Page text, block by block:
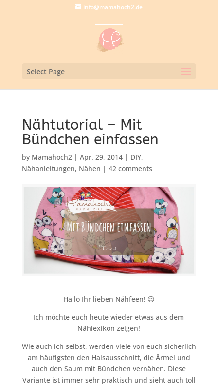
info@mamahoch2.de
Select Page
Nähtutorial – Mit
Bündchen einfassen
by Mamahoch2| Apr. 29, 2014| DIY,
Nähanleitungen, Nähen | 42 comments
Hallo Ihr lieben Nähfeen! 😉
Ich möchte euch heute wieder etwas aus dem
Nählexikon zeigen!
Wie auch ich selbst, werden viele von euch sicherlich
am häufigsten den Halsausschnitt, die Ärmel und
auch den Saum mit Bündchen vernähen. Diese
Variante ist immer sehr praktisch und sieht auch toll